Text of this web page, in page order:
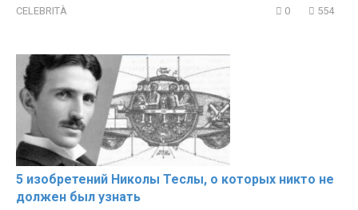
CELEBRITÀ 0 554
5 изобретений Николы Теслы, о которых никто не
должен был узнать